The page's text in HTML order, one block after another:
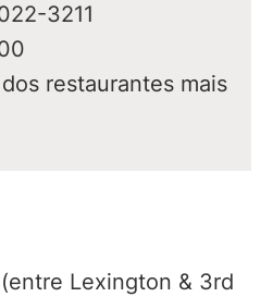
3211
restaurantes mais
Lexington & 3rd